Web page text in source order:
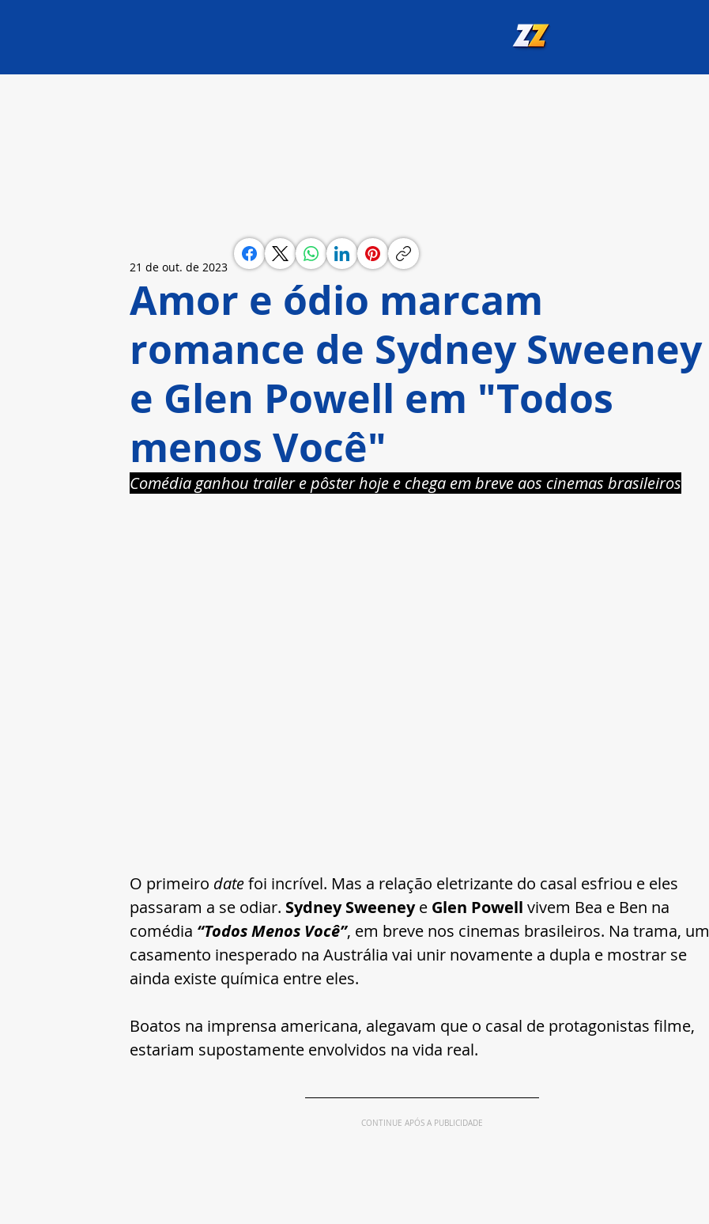
Amor e ódio marcam
romance de Sydney Sweeney
e Glen Powell em "Todos
menos Você"
21 de out. de 2023
Comédia ganhou trailer e pôster hoje e chega em breve aos cinemas brasileiros
O primeiro date foi incrível. Mas a relação eletrizante do casal esfriou e eles
passaram a se odiar. Sydney Sweeney e Glen Powell vivem Bea e Ben na
comédia “Todos Menos Você”, em breve nos cinemas brasileiros. Na trama, um
casamento inesperado na Austrália vai unir novamente a dupla e mostrar se
ainda existe química entre eles.
Boatos na imprensa americana, alegavam que o casal de protagonistas filme,
estariam supostamente envolvidos na vida real.
CONTINUE APÓS A PUBLICIDADE